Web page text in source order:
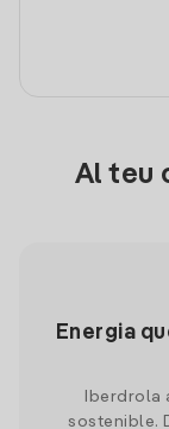
Al teu
Energia
Iberdrola
sostenible.